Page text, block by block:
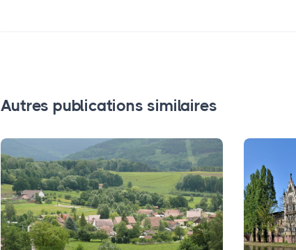
Autres publications similaires